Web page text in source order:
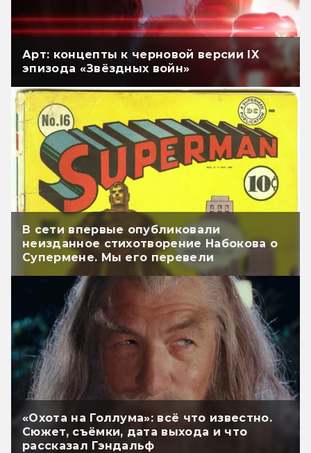
Арт: концепты к черновой версии IX
эпизода «Звёздных войн»
В сети впервые опубликовали
неизданное стихотворение Набокова о
Супермене. Мы его перевели
«Охота на Голлума»: всё что известно.
Сюжет, съёмки, дата выхода и что
рассказал Гэндальф